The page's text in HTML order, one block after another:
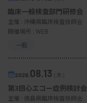
臨床一般検査部門研修会
主催 : 沖縄県臨床検査技師会
開催場所 : WEB
一般
2026. 08.13（木）
第3回心エコー症例検討会
主催 : 徳島県臨床検査技師会